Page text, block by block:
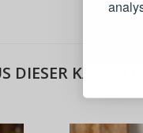
DIESER
Live-